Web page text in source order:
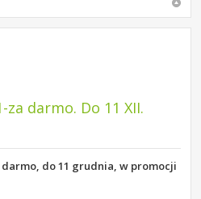
za darmo. Do 11 XII.
darmo, do 11 grudnia, w promocji